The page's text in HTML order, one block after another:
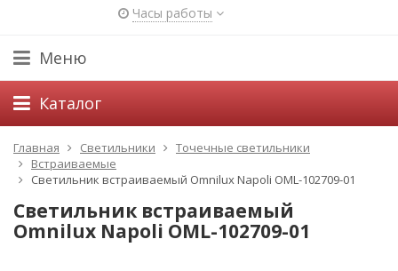
Часы работы
Меню
Каталог
Главная Светильники
Точечные светильники
Встраиваемые
Светильник встраиваемый Omnilux Napoli OML-102709-01
Светильник встраиваемый
Omnilux Napoli OML-102709-01